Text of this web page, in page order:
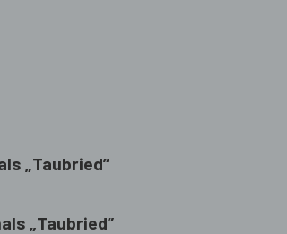
„Taubried”
„Taubried”